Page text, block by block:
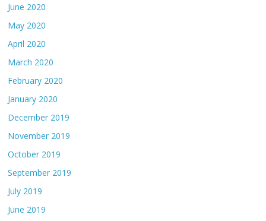
June 2020
May 2020
April 2020
March 2020
February 2020
January 2020
December 2019
November 2019
October 2019
September 2019
July 2019
June 2019